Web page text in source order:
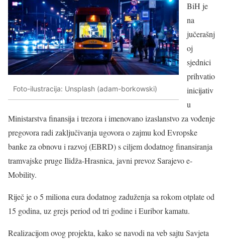
Foto-ilustracija: Unsplash (adam-borkowski)
BiH je
na
jučerašnj
oj
sjednici
prihvatio
inicijativ
u
Ministarstva finansija i trezora i imenovano izaslanstvo za vođenje
pregovora radi zaključivanja ugovora o zajmu kod Evropske
banke za obnovu i razvoj (EBRD) s ciljem dodatnog finansiranja
tramvajske pruge Ilidža-Hrasnica, javni prevoz Sarajevo e-
Mobility.
Riječ je o 5 miliona eura dodatnog zaduženja sa rokom otplate od
15 godina, uz grejs period od tri godine i Euribor kamatu.
Realizacijom ovog projekta, kako se navodi na veb sajtu Savjeta